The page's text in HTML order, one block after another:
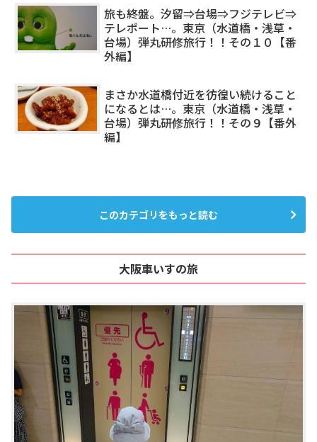
旅も終盤。汐留⇒台場⇒フジテレビ⇒
テレポート…。東京（水道橋・浅草・
台場）弾丸研修旅行！！その１０【番
外編】
まさか水道橋付近を彷徨い続けること
になるとは…。東京（水道橋・浅草・
台場）弾丸研修旅行！！その９【番外
編】
このカテゴリをもっと読む
大阪車いすの旅